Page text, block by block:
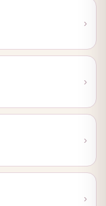
›
›
›
›